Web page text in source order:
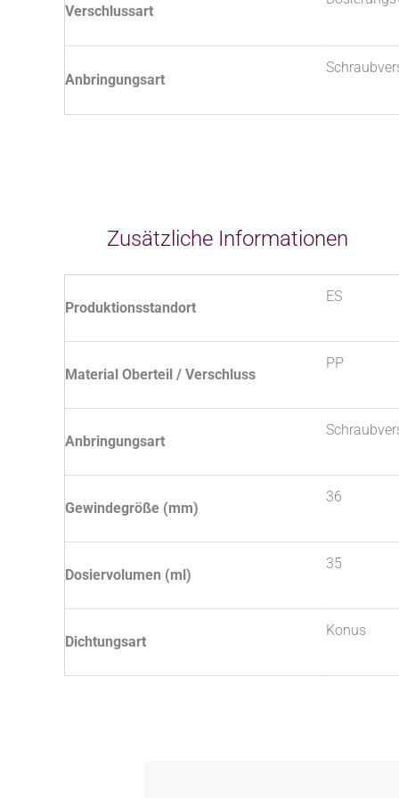
Verschlussart
Anbringungsart
Zusätzliche Informationen
Produktionsstandort
ES
Material Oberteil / Verschluss
PP
Anbringungsart
Gewindegröße (mm)
36
Dosiervolumen (ml)
35
Dichtungsart
Konus